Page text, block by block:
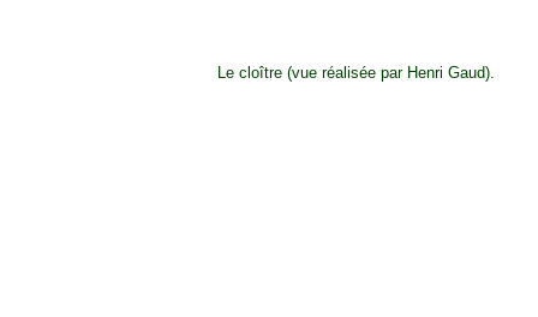
Le cloître (vue réalisée par Henri Gaud).